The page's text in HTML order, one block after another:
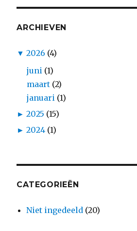
ARCHIEVEN
▼ 2026 (4)
juni (1)
maart (2)
januari (1)
► 2025 (15)
► 2024 (1)
CATEGORIEËN
Niet ingedeeld (20)